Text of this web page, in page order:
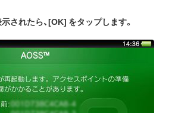
されたら、[OK] をタップします。